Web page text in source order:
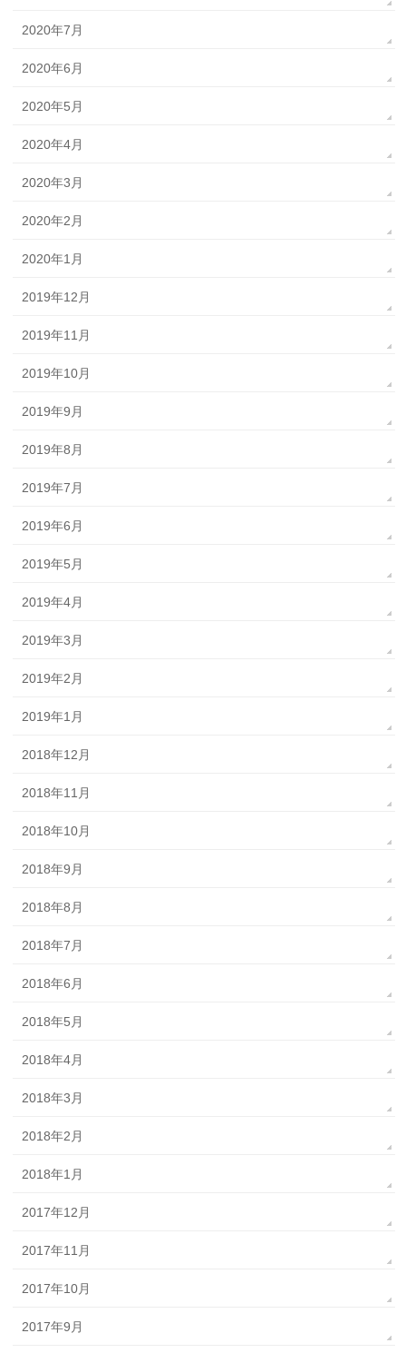
2020年7月
2020年6月
2020年5月
2020年4月
2020年3月
2020年2月
2020年1月
2019年12月
2019年11月
2019年10月
2019年9月
2019年8月
2019年7月
2019年6月
2019年5月
2019年4月
2019年3月
2019年2月
2019年1月
2018年12月
2018年11月
2018年10月
2018年9月
2018年8月
2018年7月
2018年6月
2018年5月
2018年4月
2018年3月
2018年2月
2018年1月
2017年12月
2017年11月
2017年10月
2017年9月